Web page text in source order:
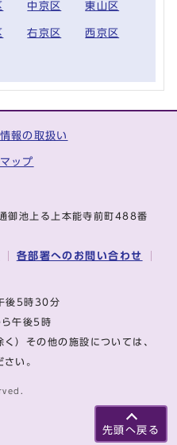
中京区 東山区
右京区 西京区
先頭へ戻る
報の取扱い
ップ
池上る上本能寺前町488番
各部署へのお問い合わせ
後5時30分
ら午後5時
）その他の施設については、
い。